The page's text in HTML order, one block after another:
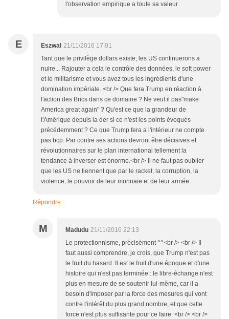
l'observation empirique a toute sa valeur.
E Eszwal 21/11/2016 17:01
Tant que le privilège dollars existe, les US continuerons a
nuire... Rajouter a cela le contrôle des données, le soft power
et le militarisme et vous avez tous les ingrédients d'une
domination impériale. <br /> Que fera Trump en réaction à
l'action des Brics dans ce domaine ? Ne veut il pas"make
America great again" ? Qu'est ce que la grandeur de
l'Amérique depuis la der si ce n'est les points évoqués
précédemment ? Ce que Trump fera a l'intérieur ne compte
pas bcp. Par contre ses actions devront être décisives et
révolutionnaires sur le plan international tellement la
tendance à inverser est énorme.<br /> Il ne faut pas oublier
que les US ne tiennent que par le racket, la corruption, la
violence, le pouvoir de leur monnaie et de leur armée.
Répondre
M Madudu 21/11/2016 22:13
Le protectionnisme, précisément ^^<br /> <br /> Il
faut aussi comprendre, je crois, que Trump n'est pas
le fruit du hasard. Il est le fruit d'une époque et d'une
histoire qui n'est pas terminée : le libre-échange n'est
plus en mesure de se soutenir lui-même, car il a
besoin d'imposer par la force des mesures qui vont
contre l'intérêt du plus grand nombre, et que cette
force n'est plus suffisante pour ce faire. <br /> <br />